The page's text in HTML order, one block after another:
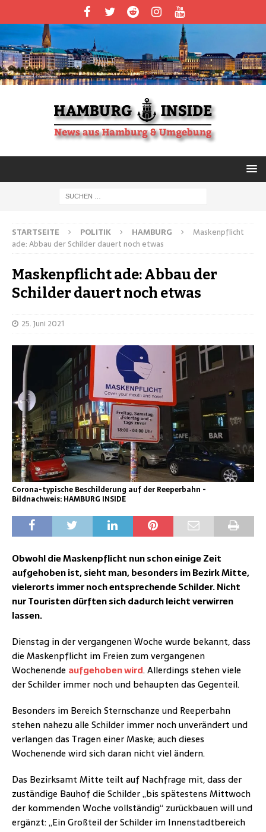
STARTSEITE POLITIK HAMBURG
Maskenpflicht
ade: Abbau der Schilder dauert noch etwas
Maskenpflicht ade: Abbau der
Schilder dauert noch etwas
25. Juni 2021
Corona-typische Beschilderung auf der Reeperbahn -
Bildnachweis: HAMBURG INSIDE
Obwohl die Maskenpflicht nun schon einige Zeit
aufgehoben ist, sieht man, besonders im Bezirk Mitte,
vielerorts immer noch entsprechende Schilder. Nicht
nur Touristen dürften sich dadurch leicht verwirren
lassen.
Dienstag in der vergangenen Woche wurde bekannt, dass
die Maskenpflicht im Freien zum vergangenen
Wochenende aufgehoben wird. Allerdings stehen viele
der Schilder immer noch und behaupten das Gegenteil.
Besonders im Bereich Sternschanze und Reeperbahn
stehen nahezu alle Schilder immer noch unverändert und
verlangen das Tragen einer Maske; auch dieses
Wochenende wird sich daran nicht viel ändern.
Das Bezirksamt Mitte teilt auf Nachfrage mit, dass der
zuständige Bauhof die Schilder „bis spätestens Mittwoch
der kommenden Woche vollständig“ zurückbauen will und
ergänzt: „Ein Großteil der Schilder im Innenstadtbereich